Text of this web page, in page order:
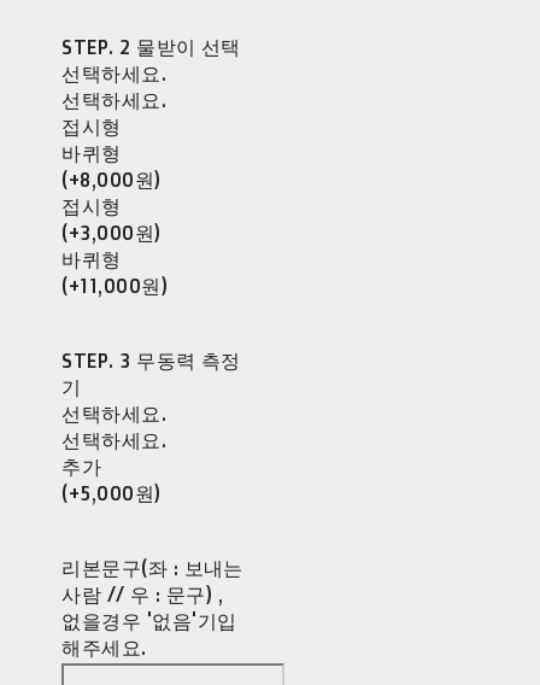
STEP. 2 물받이 선택
선택하세요.
선택하세요.
접시형
바퀴형
(+8,000원)
접시형
(+3,000원)
바퀴형
(+11,000원)
STEP. 3 무동력 측정
기
선택하세요.
선택하세요.
추가
(+5,000원)
리본문구(좌 : 보내는
사람 // 우 : 문구) ,
없을경우 '없음'기입
해주세요.